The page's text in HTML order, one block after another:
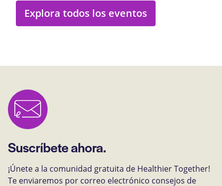
Explora todos los eventos
Suscríbete ahora.
¡Únete a la comunidad gratuita de Healthier Together!
Te enviaremos por correo electrónico consejos de